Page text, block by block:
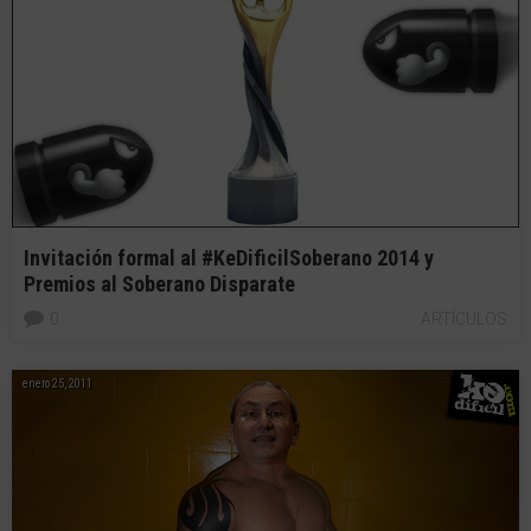
Invitación formal al #KeDificilSoberano 2014 y
Premios al Soberano Disparate
enero 25, 2011